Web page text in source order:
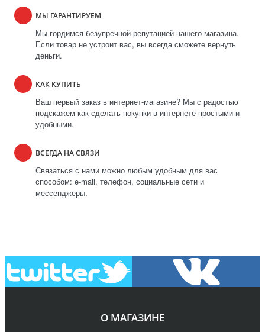
МЫ ГАРАНТИРУЕМ
Мы гордимся безупречной репутацией нашего магазина.
Если товар не устроит вас, вы всегда сможете вернуть
деньги.
КАК КУПИТЬ
Ваш первый заказ в интернет-магазине? Мы с радостью
подскажем как сделать покупки в интернете простыми и
удобными.
ВСЕГДА НА СВЯЗИ
Связаться с нами можно любым удобным для вас
способом: e-mail, телефон, социальные сети и
мессенджеры.
О МАГАЗИНЕ